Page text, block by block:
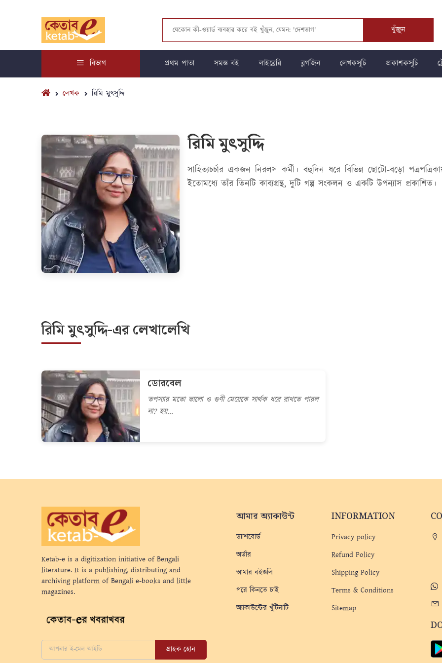
খুঁজুন
বিভাগ প্রথম পাতা সমস্ত বই লাইব্রেরি ব্লগজিন লেখকসূচি প্রকাশকসূচি
লেখক রিমি মুৎসুদ্দি
রিমি মুৎসুদ্দি
সাহিত্যচর্চার একজন নিরলস কর্মী। বহুদিন ধরে বিভিন্ন ছোটো-বড়ো
ইতোমধ্যে তাঁর তিনটি কাব্যগ্রন্থ, দুটি গল্প সংকলন ও একটি উপন্যাস প্রকাশিত।
রিমি মুৎসুদ্দি-এর লেখালেখি
ডোরবেল
তপস্যার মতো ভালো ও গুণী মেয়েকে সার্থক ধরে রাখতে পারল
না? হয়...
Ketab-e is a digitization initiative of Bengali
literature. It is a publishing, distributing and
archiving platform of Bengali e-books and little
magazines.
গ্রাহক হোন
আমার অ্যাকাউন্ট
ড্যাশবোর্ড
অর্ডার
আমার বইগুলি
পরে কিনতে চাই
অ্যাকাউন্টের খুঁটিনাটি
INFORMATION
Privacy policy
Refund Policy
Shipping Policy
Terms & Conditions
Sitemap